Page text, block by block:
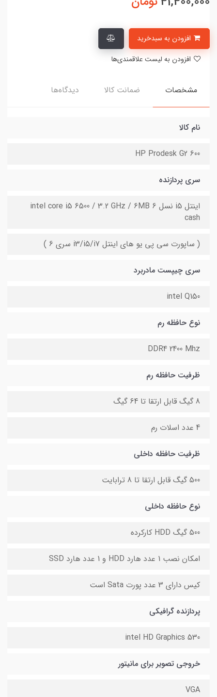
مشخصات ضمانت کالا دیدگاه‌ها
نام کالا
HP Prodesk G2 600
سری پردازنده
اینتل i5 نسل 6 intel core i5 6500 / 3.2 GHz / 6MB
cash
( ساپورت سی پی یو های اینتل i3/i5/i7 سری 6 )
سری چیپست مادربرد
intel Q150
نوع حافظه رم
DDR4 2400 Mhz
ظرفیت حافظه رم
8 گیگ قابل ارتقا تا 64 گیگ
4 عدد اسلات رم
ظرفیت حافظه داخلی
500 گیگ قابل ارتقا تا 8 ترابایت
نوع حافظه داخلی
500 گیگ HDD کارکرده
امکان نصب 1 عدد هارد HDD و 1 عدد هارد SSD
کیس دارای 3 عدد پورت Sata است
پردازنده گرافیکی
intel HD Graphics 530
خروجی تصویر برای مانیتور
VGA